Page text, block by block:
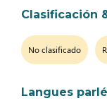
Clasificación
No clasificado
Langues